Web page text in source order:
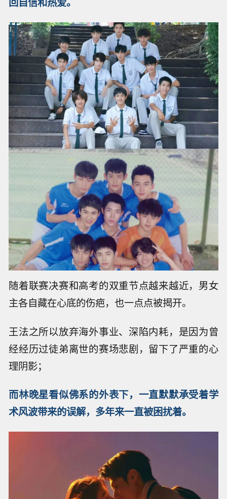
随着联赛决赛和高考的双重节点越来越近，男女
主各自藏在心底的伤疤，也一点点被揭开。
王法之所以放弃海外事业、深陷内耗，是因为曾
经经历过徒弟离世的赛场悲剧，留下了严重的心
理阴影；
而林晚星看似佛系的外表下，一直默默承受着学
术风波带来的误解，多年来一直被困扰着。